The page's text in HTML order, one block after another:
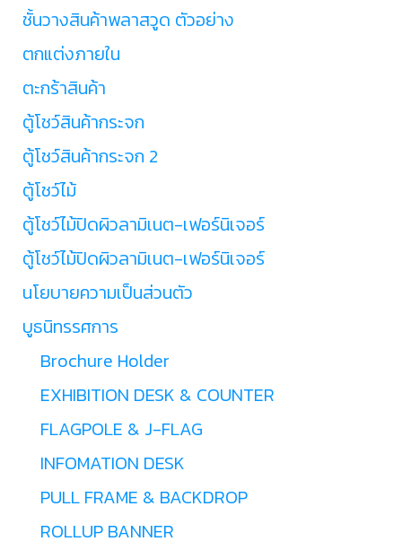
ชั้นวางสินค้าพลาสวูด ตัวอย่าง
ตกแต่งภายใน
ตะกร้าสินค้า
ตู้โชว์สินค้ากระจก
ตู้โชว์สินค้ากระจก 2
ตู้โชว์ไม้
ตู้โชว์ไม้ปิดผิวลามิเนต-เฟอร์นิเจอร์
ตู้โชว์ไม้ปิดผิวลามิเนต-เฟอร์นิเจอร์
นโยบายความเป็นส่วนตัว
บูธนิทรรศการ
Brochure Holder
EXHIBITION DESK & COUNTER
FLAGPOLE & J-FLAG
INFOMATION DESK
PULL FRAME & BACKDROP
ROLLUP BANNER